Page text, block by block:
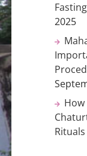
2025
Rituals